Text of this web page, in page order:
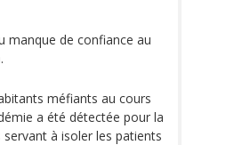
manque de confiance au
méfiants au cours
a été détectée pour la
à isoler les patients